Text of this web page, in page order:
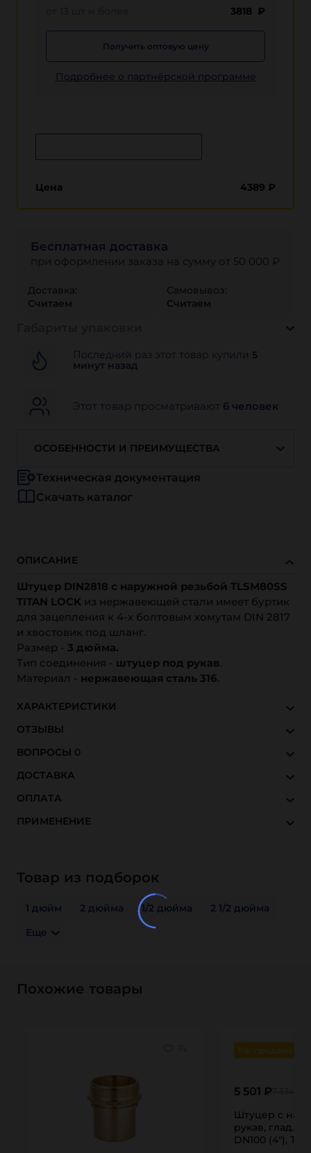
3818 ₽
Получить оптовую цену
Подробнее о партнёрской программе
Цена 4389 ₽
Бесплатная доставка
при оформлении заказа на сумму от 50 000 ₽
Доставка:
Считаем
Самовывоз:
Считаем
Последний раз этот товар купили 5
минут назад
Этот товар просматривают 6 человек
ОСОБЕННОСТИ И ПРЕИМУЩЕСТВА
Техническая документация
Скачать каталог
ОПИСАНИЕ
Штуцер DIN2818 с наружной резьбой TLSM80SS
TITAN LOCK из нержавеющей стали имеет буртик
для зацепления к 4-х болтовым хомутам DIN 2817
и хвостовик под шланг.
Размер - 3 дюйма.
Тип соединения - штуцер под рукав.
Материал -
нержавеющая сталь 316.
ХАРАКТЕРИСТИКИ
ОТЗЫВЫ
ВОПРОСЫ 0
ДОСТАВКА
ОПЛАТА
ПРИМЕНЕНИЕ
Товар из подборок
1 дюйм 2 дюйма 1/2 дюйма
2 1/2 дюйма
Еще
Похожие товары
Распродажа
5 501 ₽
Штуцер с
рукав,
DN100 (4"),